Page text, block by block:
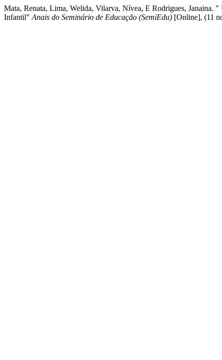
Mata, Renata, Lima, Welida, Vilarva, Nívea, E Rodrigues, Janaina.
Infantil" Anais do Seminário de Educação (SemiEdu) [Online], (11